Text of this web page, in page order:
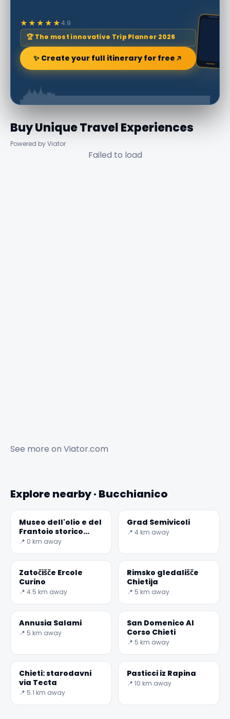
★★★★★4.9
🏆 The most innovative Trip Planner 2026
✨ Create your full itinerary for free
Buy Unique Travel Experiences
Powered by Viator
Failed to load
See more on Viator.com
Explore nearby · Bucchianico
Museo dell'olio e del
Frantoio storico
Terre Di Traiano
📍 0 km away
Grad Semivicoli
📍 4 km away
Zatočišče Ercole
Curino
📍 4.5 km away
Rimsko gledališče
Chietija
📍 5 km away
Annusia Salami
📍 5 km away
San Domenico Al
Corso Chieti
📍 5 km away
Chieti: starodavni
via Tecta
📍 5.1 km away
Pasticci iz Rapina
📍 10 km away
✕